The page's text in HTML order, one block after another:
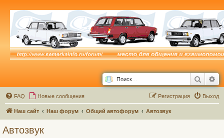
Поиск
FAQ Новые сообщения Выход
Регистрация
Наш сайт Наш форум Общий автофорум Автозвук
Автозвук